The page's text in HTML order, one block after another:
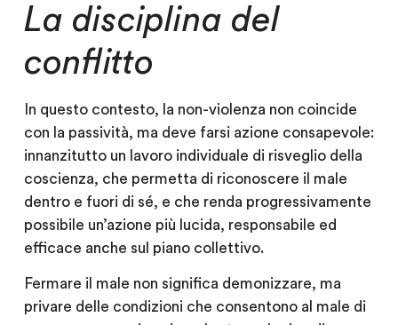
La disciplina del
conflitto
In questo contesto, la non-violenza non coincide
con la passività, ma deve farsi azione consapevole:
innanzitutto un lavoro individuale di risveglio della
coscienza, che permetta di riconoscere il male
dentro e fuori di sé, e che renda progressivamente
possibile un’azione più lucida, responsabile ed
efficace anche sul piano collettivo.
Fermare il male non significa demonizzare, ma
privare delle condizioni che consentono al male di